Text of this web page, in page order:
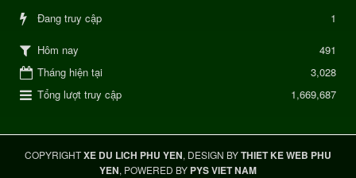
Đang truy cập 1
Hôm nay
491
Tháng hiện tại
3,028
Tổng lượt truy cập
1,669,687
COPYRIGHTXE DU LICH PHU YEN, DESIGN BYTHIET KE WEB PHU
YEN, POWERED BY PYS VIET NAM